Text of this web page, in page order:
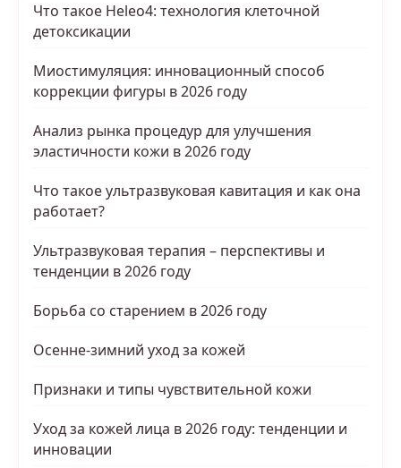
Что такое Heleo4: технология клеточной
детоксикации
Миостимуляция: инновационный способ
коррекции фигуры в 2026 году
Анализ рынка процедур для улучшения
эластичности кожи в 2026 году
Что такое ультразвуковая кавитация и как она
работает?
Ультразвуковая терапия – перспективы и
тенденции в 2026 году
Борьба со старением в 2026 году
Осенне-зимний уход за кожей
Признаки и типы чувствительной кожи
Уход за кожей лица в 2026 году: тенденции и
инновации